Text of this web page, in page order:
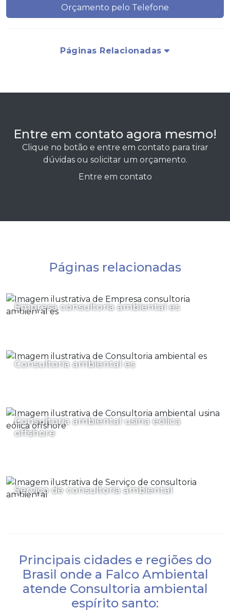
Orçamento pelo Telefone
Páginas Relacionadas
Entre em contato agora mesmo!
Clique no botão e entre em contato para tirar
dúvidas ou solicitar um orçamento.
Entre em contato
Páginas relacionadas
Empresa consultoria ambiental es
Consultoria ambiental es
Consultoria ambiental usina eólica
offshore
Serviço de consultoria ambiental
Principais cidades e regiões do
Brasil onde a Falco Ambiental
atende Consultoria ambiental
espírito santo: